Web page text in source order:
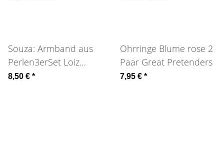
Souza: Armband aus
Perlen3erSet Loiz
Blume blau
8,50 € *
Ohrringe Blume rose 2
Paar Great Pretenders
7,95 € *